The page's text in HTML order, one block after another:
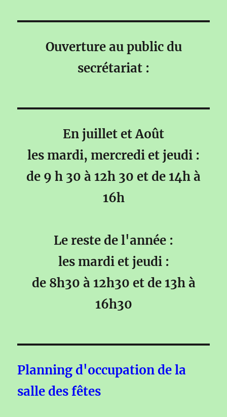
Ouverture au public du
secrétariat :
En juillet et Août
les mardi, mercredi et jeudi :
de 9 h 30 à 12h 30 et de 14h à
16h
Le reste de l'année :
les mardi et jeudi :
de 8h30 à 12h30 et de 13h à
16h30
Planning d'occupation de la
salle des fêtes